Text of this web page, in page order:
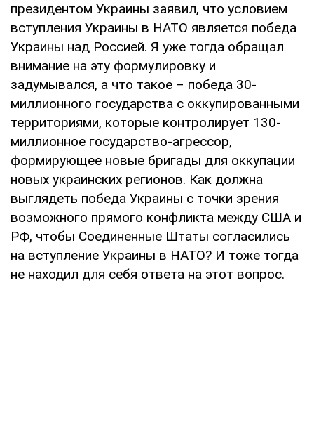
президентом Украины заявил, что условием
вступления Украины в НАТО является победа
Украины над Россией. Я уже тогда обращал
внимание на эту формулировку и
задумывался, а что такое – победа 30-
миллионного государства с оккупированными
территориями, которые контролирует 130-
миллионное государство-агрессор,
формирующее новые бригады для оккупации
новых украинских регионов. Как должна
выглядеть победа Украины с точки зрения
возможного прямого конфликта между США и
РФ, чтобы Соединенные Штаты согласились
на вступление Украины в НАТО? И тоже тогда
не находил для себя ответа на этот вопрос.